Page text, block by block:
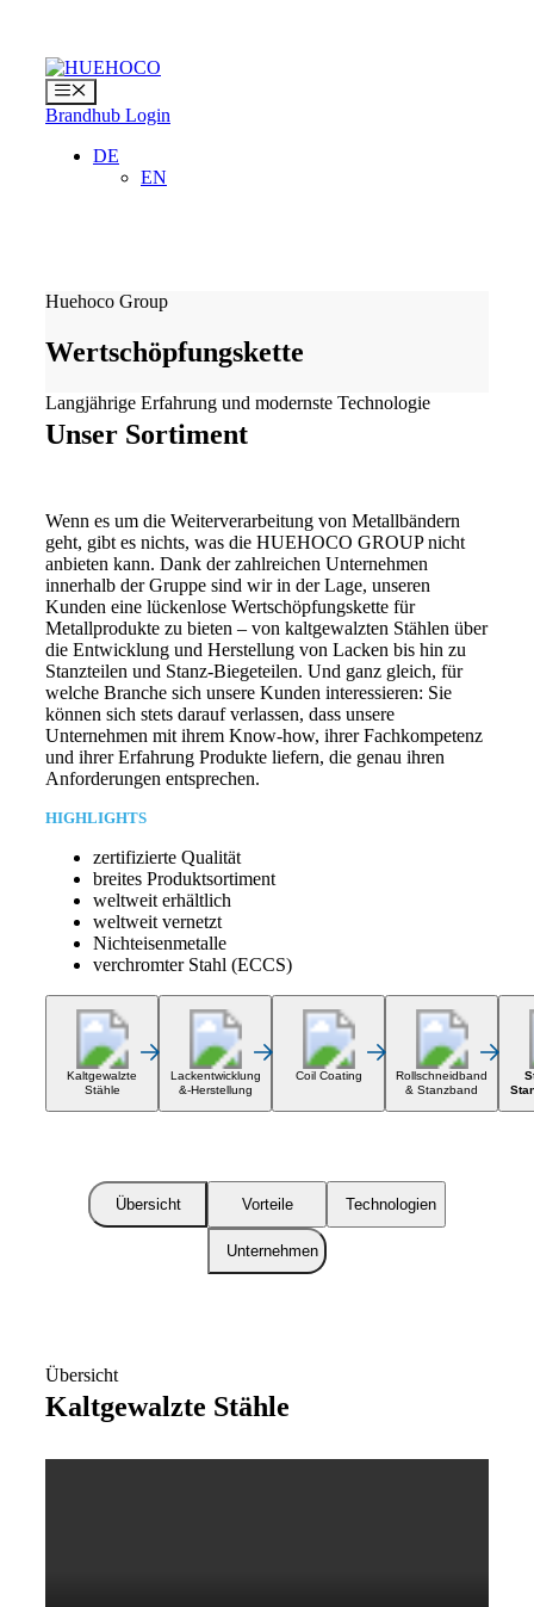
springen
Menü
Brandhub Login
DE
EN
Huehoco Group
Wertschöpfungskette
Unser Sortiment
Langjährige Erfahrung und modernste Technologie
Wenn es um die Weiterverarbeitung von Metallbändern
geht, gibt es nichts, was die HUEHOCO GROUP nicht
anbieten kann. Dank der zahlreichen Unternehmen
innerhalb der Gruppe sind wir in der Lage, unseren
Kunden eine lückenlose Wertschöpfungskette für
Metallprodukte zu bieten – von kaltgewalzten Stählen über
die Entwicklung und Herstellung von Lacken bis hin zu
Stanzteilen und Stanz-Biegeteilen. Und ganz gleich, für
welche Branche sich unsere Kunden interessieren: Sie
können sich stets darauf verlassen, dass unsere
Unternehmen mit ihrem Know-how, ihrer Fachkompetenz
und ihrer Erfahrung Produkte liefern, die genau ihren
Anforderungen entsprechen.
HIGHLIGHTS
zertifizierte Qualität
breites Produktsortiment
weltweit erhältlich
weltweit vernetzt
Nichteisenmetalle
verchromter Stahl (ECCS)
Kaltgewalzte
Stähle
Lackentwicklung
&-Herstellung
Coil Coating
Rollschneidband
& Stanzband
Übersicht Vorteile Technologien
Unternehmen
Kaltgewalzte Stähle
Übersicht